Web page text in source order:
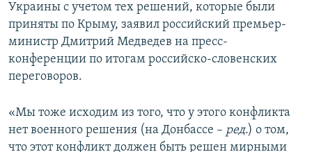
Украины с учетом тех решений, которые были
приняты по Крыму, заявил российский премьер-
министр Дмитрий Медведев на пресс-
конференции по итогам российско-словенских
переговоров.
«Мы тоже исходим из того, что у этого конфликта
нет военного решения (на Донбассе – ред.) о том,
что этот конфликт должен быть решен мирными